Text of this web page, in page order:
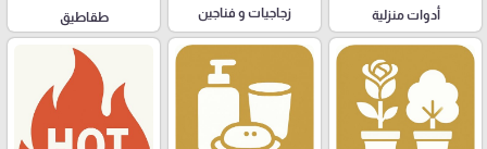
أدوات منزلية زجاجيات و فناجين طقاطيق